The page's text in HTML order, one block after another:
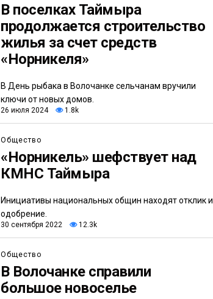
В поселках Таймыра
продолжается строительство
жилья за счет средств
«Норникеля»
В День рыбака в Волочанке сельчанам вручили
ключи от новых домов.
26 июля 2024 1.8k
Общество
«Норникель» шефствует над
КМНС Таймыра
Инициативы национальных общин находят отклик и
одобрение.
30 сентября 2022 12.3k
Общество
В Волочанке справили
большое новоселье